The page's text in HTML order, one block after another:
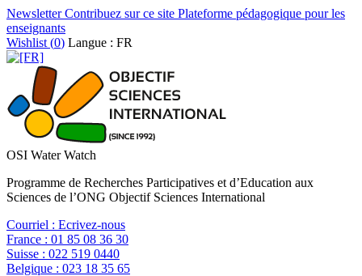
NewsletterContribuez sur ce site Plateforme pédagogique pour les
enseignants
Wishlist (0) Langue : FR
OSI Water Watch
Programme de Recherches Participatives et d’Education aux
Sciences de l’ONG Objectif Sciences International
Courriel : Ecrivez-nous
France : 01 85 08 36 30
Suisse : 022 519 0440
Belgique : 023 18 35 65